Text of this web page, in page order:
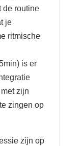
de routine
je
ritmische
is er
zijn
zingen op
zijn op